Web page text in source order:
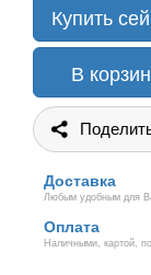
Купить
В
Доставка
Любым удобным для
Оплата
Наличными, картой,